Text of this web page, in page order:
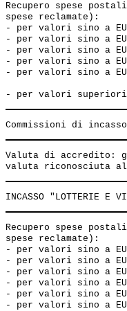
Recupero spese
spese reclamate):
- per valori sino a
- per valori sino a
- per valori sino a
- per valori sino a
- per valori sino a
Valuta di accredito:
Recupero spese
spese reclamate):
- per valori sino a
- per valori sino a
- per valori sino a
- per valori sino a
- per valori sino a
- per valori sino a